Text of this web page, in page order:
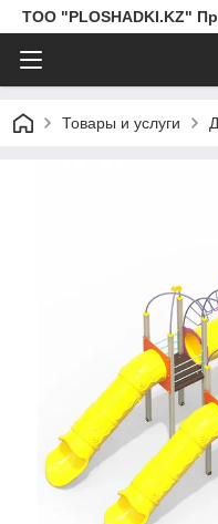
ТОО "PLOSHADKI.KZ"
Товары и услуги